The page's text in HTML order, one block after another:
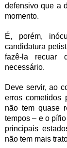
defensivo que a
momento.
É, porém,
candidatura
fazê-la recuar
necessário.
Deve servir, ao
erros cometidos
não tem quase
tempos – e o
principais
não tem mais